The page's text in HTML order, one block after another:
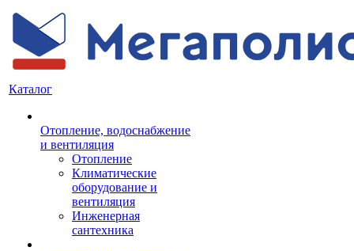
Каталог
Отопление, водоснабжение
и вентиляция
Отопление
Климатические
оборудование и
вентиляция
Инженерная
сантехника